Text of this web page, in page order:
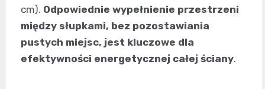
cm). Odpowiednie wypełnienie przestrzeni
między słupkami, bez pozostawiania
pustych miejsc, jest kluczowe dla
efektywności energetycznej całej ściany.